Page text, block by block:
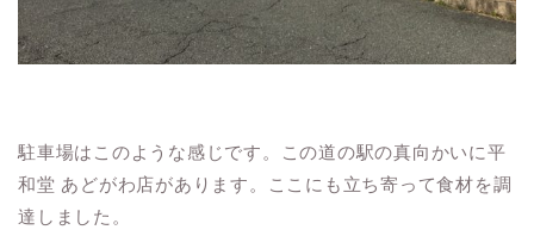
駐車場はこのような感じです。この道の駅の真向かいに平
和堂 あどがわ店があります。ここにも立ち寄って食材を調
達しました。